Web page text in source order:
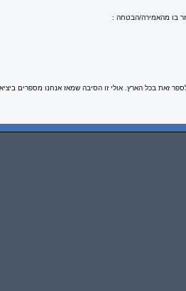
בו מהאמירה/הבטחה :
זאת בכל הארץ. אולי זו הסיבה שמאז אנחנו מספרים